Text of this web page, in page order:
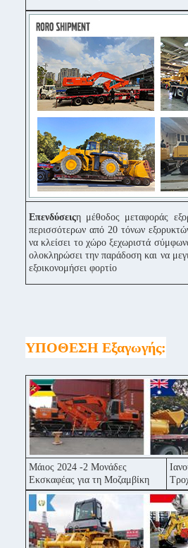
Επενδύσειςη μέθοδος μεταφοράς
περισσότερων από 20 τόνων
να κλείσει το χώρο ξεχωριστά
ολοκληρώσει την παράδοση και να
εξοικονομήσει φορτίο
ΥΠΟΘΕΣΗ Εξαγωγής:
Μάιος 2024 -2 Μονάδες
Εκσκαφέας για τη Μοζαμβίκη